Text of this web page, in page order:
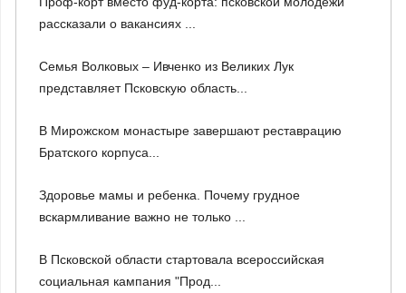
рассказали о вакансиях ...
Семья Волковых – Ивченко из Великих Лук
представляет Псковскую область...
В Мирожском монастыре завершают реставрацию
Братского корпуса...
Здоровье мамы и ребенка. Почему грудное
вскармливание важно не только ...
В Псковской области стартовала всероссийская
социальная кампания "Прод...